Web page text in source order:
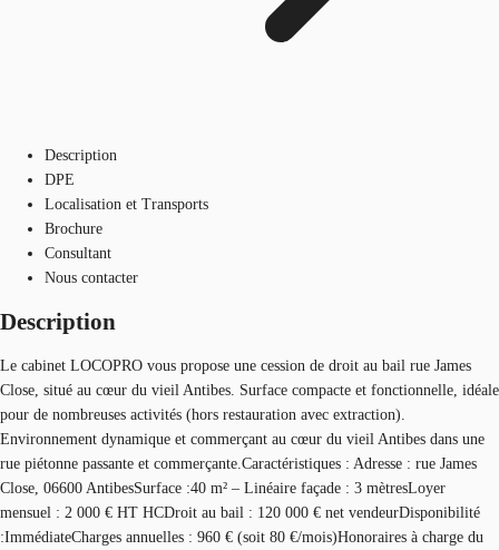
Description
DPE
Localisation et Transports
Brochure
Consultant
Nous contacter
Description
Le cabinet LOCOPRO vous propose une cession de droit au bail rue James
Close, situé au cœur du vieil Antibes. Surface compacte et fonctionnelle, idéale
pour de nombreuses activités (hors restauration avec extraction).
Environnement dynamique et commerçant au cœur du vieil Antibes dans une
rue piétonne passante et commerçante.Caractéristiques : Adresse : rue James
Close, 06600 AntibesSurface :40 m² – Linéaire façade : 3 mètresLoyer
mensuel : 2 000 € HT HCDroit au bail : 120 000 € net vendeurDisponibilité
:ImmédiateCharges annuelles : 960 € (soit 80 €/mois)Honoraires à charge du